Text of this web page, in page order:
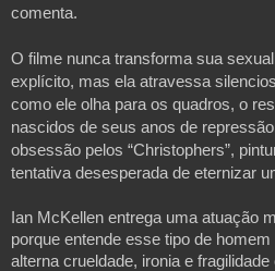
comenta.
O filme nunca transforma sua
explícito, mas ela atravessa
como ele olha para os quadros, o
nascidos de seus anos de
obsessão pelos “Christophers”,
tentativa desesperada de eternizar
Ian McKellen entrega uma atuação
porque entende esse tipo de
alterna crueldade, ironia e